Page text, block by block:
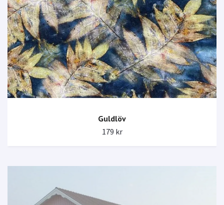
Guldlöv
179 kr